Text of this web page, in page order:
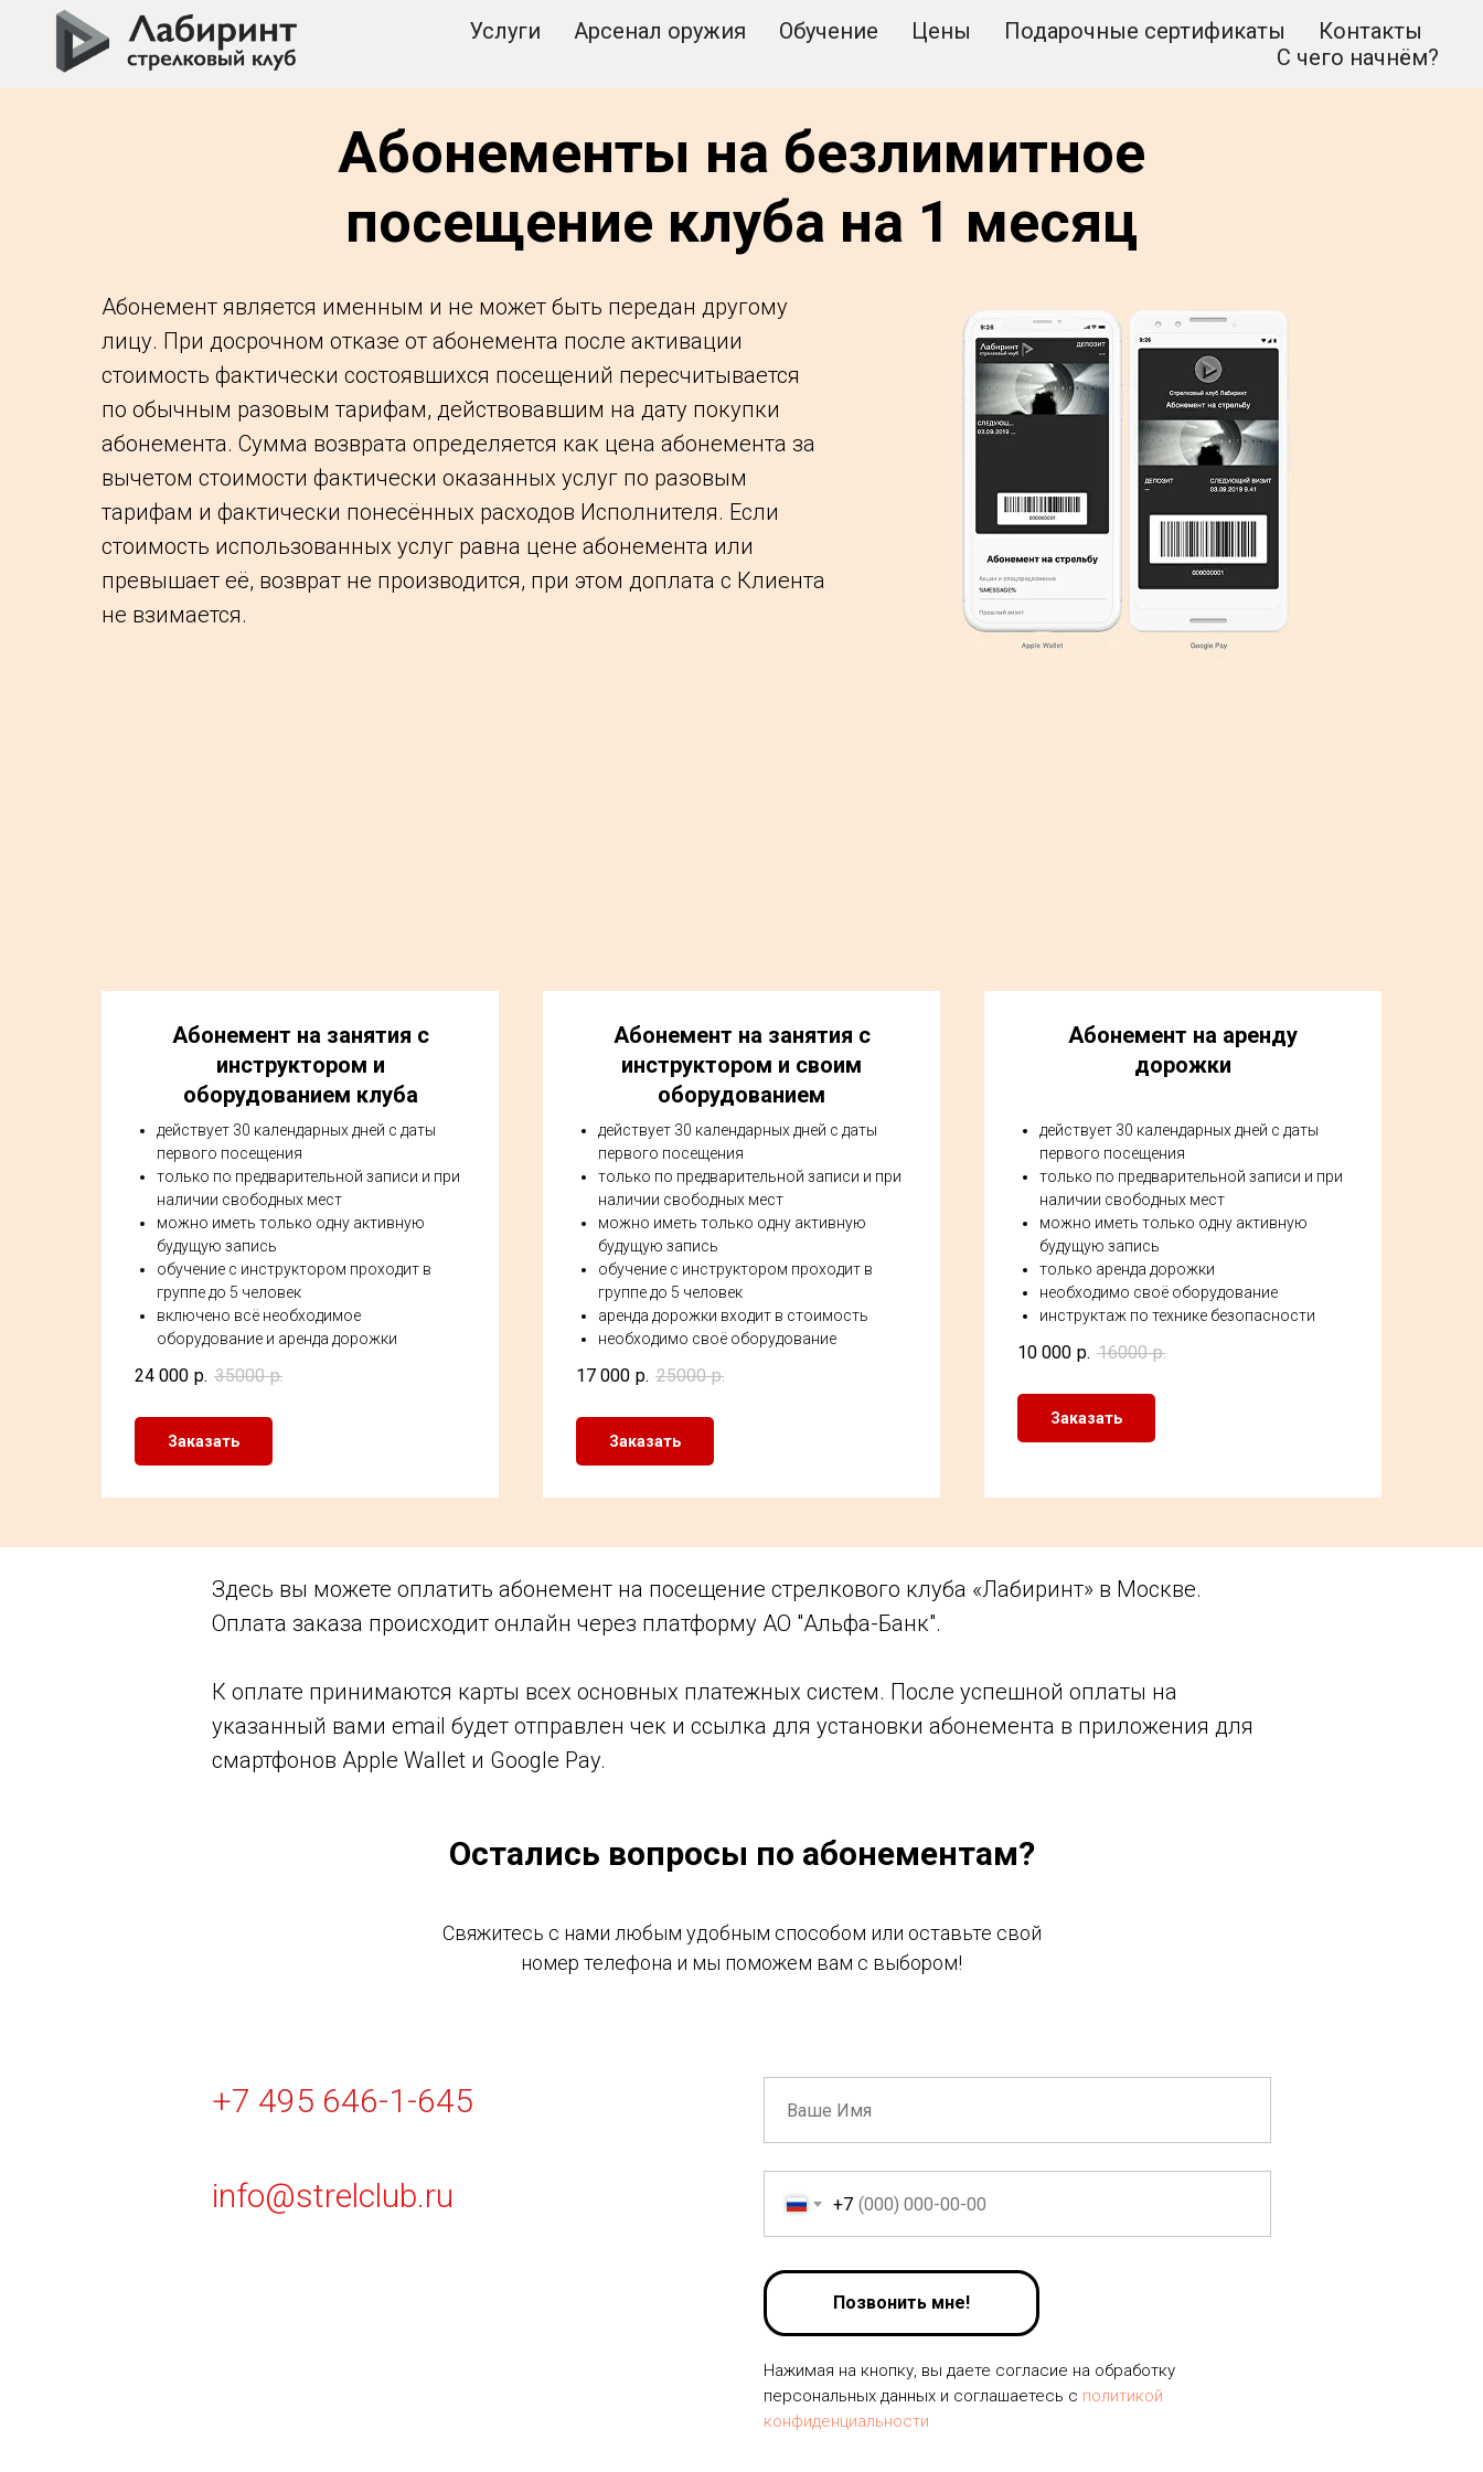
Услуги Арсенал оружия Обучение Цены Подарочные сертификаты
Контакты
С чего начнём?
Абонементы на безлимитное
посещение клуба на 1 месяц
Абонемент является именным и не может быть передан другому
лицу. При досрочном отказе от абонемента после активации
стоимость фактически состоявшихся посещений пересчитывается
по обычным разовым тарифам, действовавшим на дату покупки
абонемента. Сумма возврата определяется как цена абонемента за
вычетом стоимости фактически оказанных услуг по разовым
тарифам и фактически понесённых расходов Исполнителя. Если
стоимость использованных услуг равна цене абонемента или
превышает её, возврат не производится, при этом доплата с Клиента
не взимается.
Абонемент на занятия с
инструктором и
оборудованием клуба
действует 30 календарных дней с даты
первого посещения
только по предварительной записи и при
наличии свободных мест
можно иметь только одну активную
будущую запись
обучение с инструктором проходит в
группе до 5 человек
включено всё необходимое
оборудование и аренда дорожки
24 000 р. 35000 р.
Заказать
Абонемент на занятия с
инструктором и своим
оборудованием
действует 30 календарных дней с даты
первого посещения
только по предварительной записи и при
наличии свободных мест
можно иметь только одну активную
будущую запись
обучение с инструктором проходит в
группе до 5 человек
аренда дорожки входит в стоимость
необходимо своё оборудование
17 000 р. 25000 р.
Заказать
Абонемент на аренду
дорожки
действует 30 календарных дней с даты
первого посещения
только по предварительной записи и при
наличии свободных мест
можно иметь только одну активную
будущую запись
только аренда дорожки
необходимо своё оборудование
инструктаж по технике безопасности
10 000 р. 16000 р.
Заказать
Здесь вы можете оплатить абонемент на посещение стрелкового клуба «Лабиринт» в Москве.
Оплата заказа происходит онлайн через платформу АО "Альфа-Банк".
К оплате принимаются карты всех основных платежных систем. После успешной оплаты на
указанный вами email будет отправлен чек и ссылка для установки абонемента в приложения для
смартфонов Apple Wallet и Google Pay.
Остались вопросы по абонементам?
Свяжитесь с нами любым удобным способом или оставьте свой
номер телефона и мы поможем вам с выбором!
+7 495 646-1-645
info@strelclub.ru +7
Позвонить мне!
Нажимая на кнопку, вы даете согласие на обработку
персональных данных и соглашаетесь c политикой
конфиденциальности